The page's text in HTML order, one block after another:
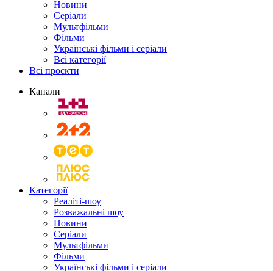
Новини
Серіали
Мультфільми
Фільми
Українські фільми і серіали
Всі категорії
Всі проєкти
Канали
Категорії
Реаліті-шоу
Розважальні шоу
Новини
Серіали
Мультфільми
Фільми
Українські фільми і серіали